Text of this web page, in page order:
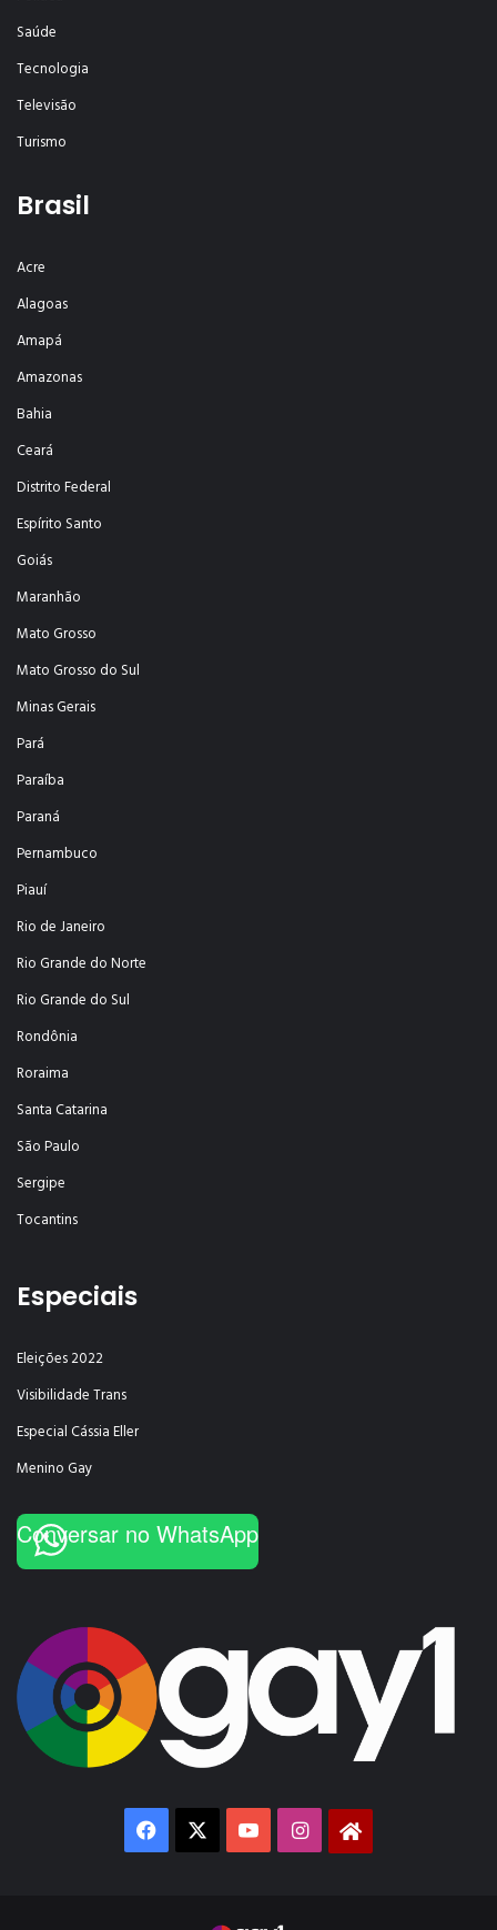
Saúde
Tecnologia
Televisão
Turismo
Brasil
Acre
Alagoas
Amapá
Amazonas
Bahia
Ceará
Distrito Federal
Espírito Santo
Goiás
Maranhão
Mato Grosso
Mato Grosso do Sul
Minas Gerais
Pará
Paraíba
Paraná
Pernambuco
Piauí
Rio de Janeiro
Rio Grande do Norte
Rio Grande do Sul
Rondônia
Roraima
Santa Catarina
São Paulo
Sergipe
Tocantins
Especiais
Eleições 2022
Visibilidade Trans
Especial Cássia Eller
Menino Gay
Conversar no WhatsApp
Facebook YouTubeInstagramGay1